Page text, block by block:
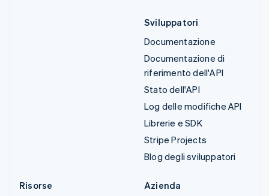
Sviluppatori
Documentazione
Documentazione di
riferimento dell'API
Stato dell'API
Log delle modifiche API
Librerie e SDK
Stripe Projects
Blog degli sviluppatori
Risorse
Azienda